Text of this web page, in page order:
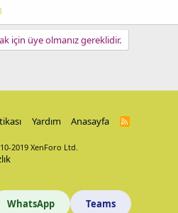
için üye olmanız gereklidir.
Yardım Anasayfa
R
2019 XenForo Ltd.
WhatsApp Teams